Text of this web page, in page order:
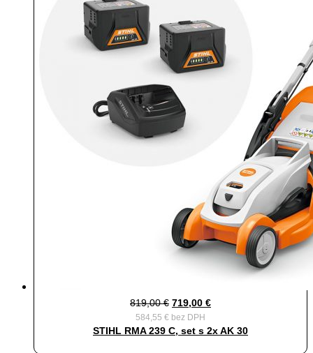
819,00€ Pôvodná
cena
bola:
719,00 €Aktuálna
je:
584,55 € bez DPH
STIHL RMA 239 C, set s 2x AK 30